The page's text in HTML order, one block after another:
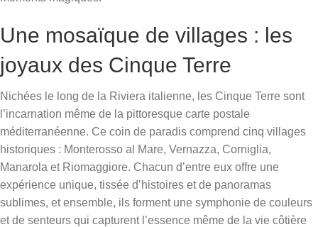
Une mosaïque de villages : les
joyaux des Cinque Terre
Nichées le long de la Riviera italienne, les Cinque Terre sont
l’incarnation même de la pittoresque carte postale
méditerranéenne. Ce coin de paradis comprend cinq villages
historiques : Monterosso al Mare, Vernazza, Corniglia,
Manarola et Riomaggiore. Chacun d’entre eux offre une
expérience unique, tissée d’histoires et de panoramas
sublimes, et ensemble, ils forment une symphonie de couleurs
et de senteurs qui capturent l’essence même de la vie côtière